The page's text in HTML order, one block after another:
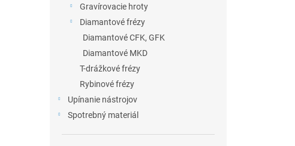
Gravírovacie hroty
Diamantové frézy
Diamantové CFK, GFK
Diamantové MKD
T-drážkové frézy
Rybinové frézy
Upínanie nástrojov
Spotrebný materiál